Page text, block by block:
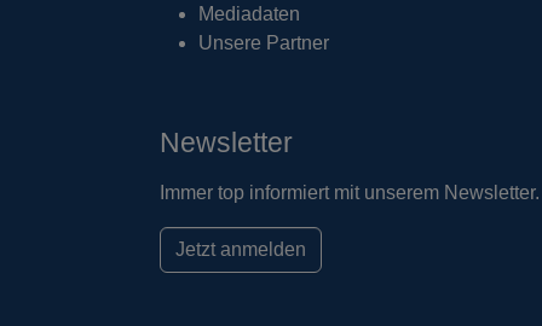
Mediadaten
Unsere Partner
Newsletter
Immer top informiert mit unserem Newsletter.
Jetzt anmelden